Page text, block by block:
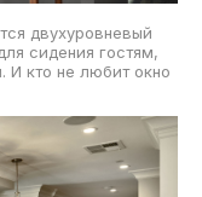
двухуровневый
сидения гостям,
И кто не любит окно